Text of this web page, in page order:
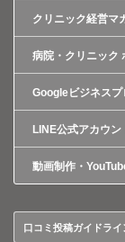
クリニック経営マ
病院・クリニック
Googleビジネスプ
LINE公式アカウン
動画制作・
口コミ投稿ガイドライ